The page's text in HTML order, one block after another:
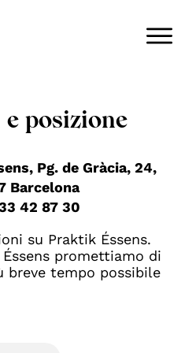
posizione
Pg. de Gràcia, 24,
Barcelona
42 87 30
su Praktik Éssens.
promettiamo di
breve tempo possibile